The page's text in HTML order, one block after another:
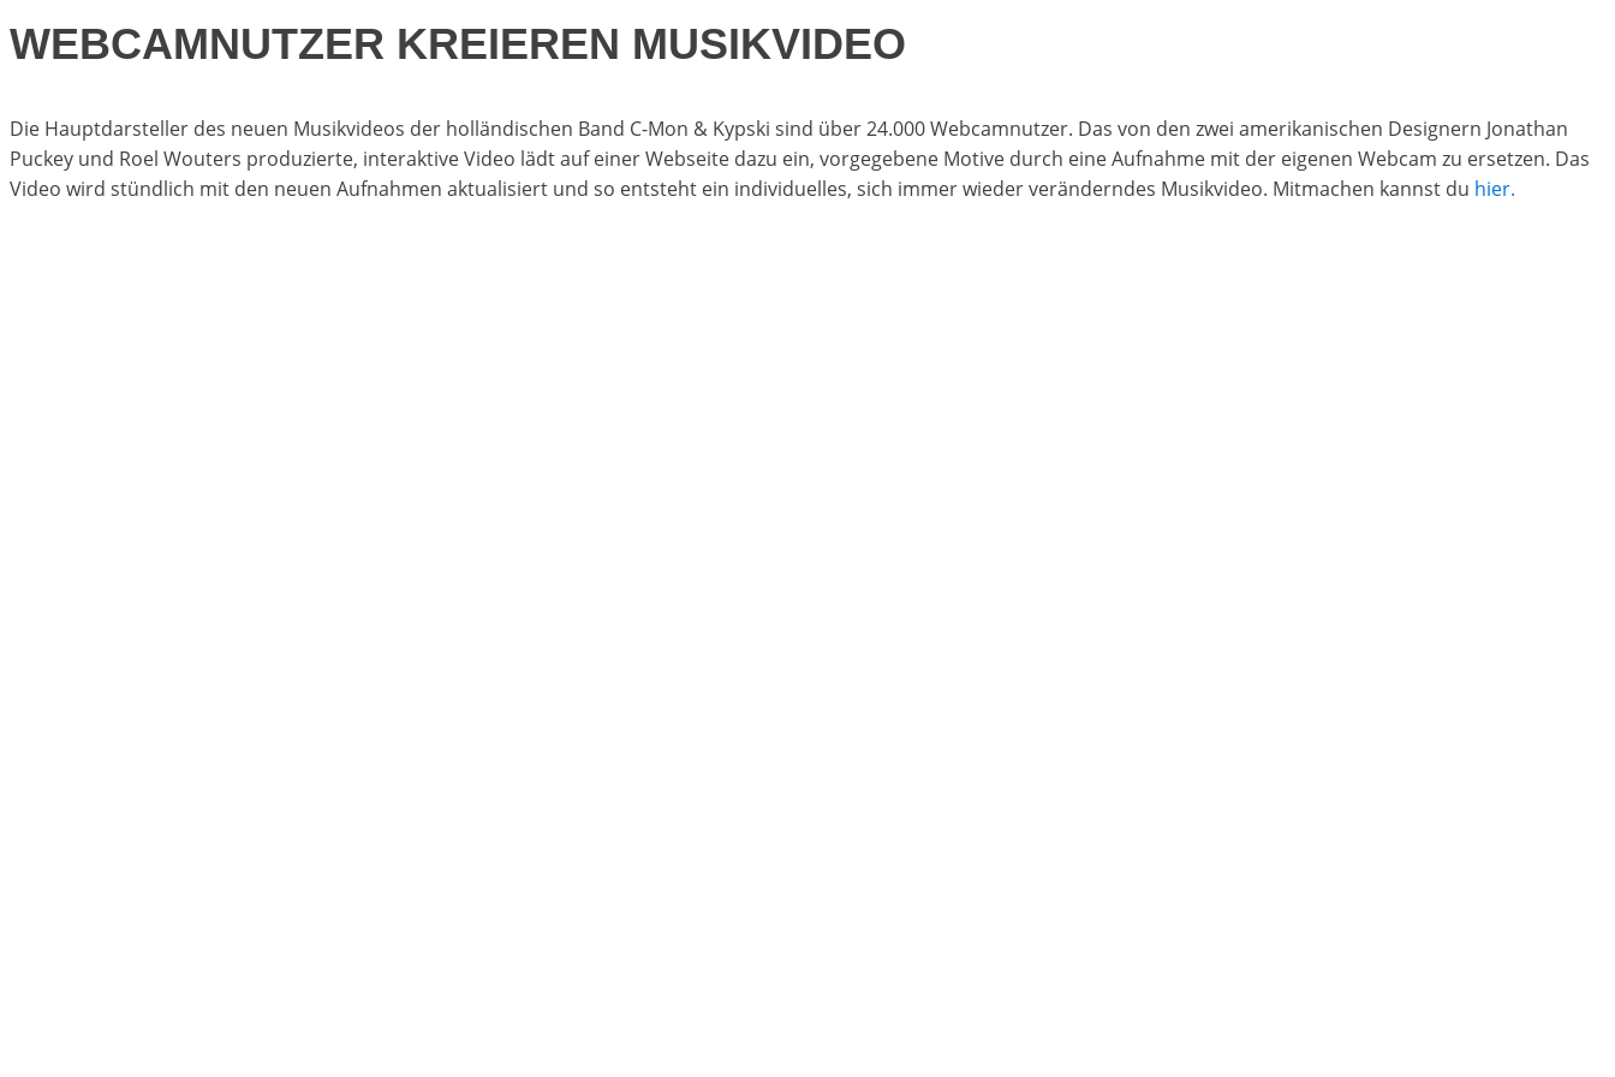
WEBCAMNUTZER KREIEREN MUSIKVIDEO
Die Hauptdarsteller des neuen Musikvideos der holländischen Band C-Mon & Kypski sind über 24.000 Webcamnutzer. Das von den zwei amerikanischen Designern Jonathan
Puckey und Roel Wouters produzierte, interaktive Video lädt auf einer Webseite dazu ein, vorgegebene Motive durch eine Aufnahme mit der eigenen Webcam zu ersetzen. Das
Video wird stündlich mit den neuen Aufnahmen aktualisiert und so entsteht ein individuelles, sich immer wieder veränderndes Musikvideo. Mitmachen kannst du hier.